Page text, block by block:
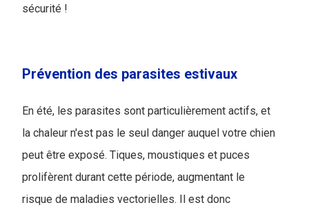
sécurité !
Prévention des parasites estivaux
En été, les parasites sont particulièrement actifs, et
la chaleur n'est pas le seul danger auquel votre chien
peut être exposé. Tiques, moustiques et puces
prolifèrent durant cette période, augmentant le
risque de maladies vectorielles. Il est donc